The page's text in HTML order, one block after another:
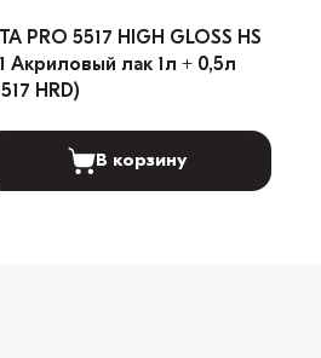
PRO 5517 HIGH GLOSS HS
Акриловый лак 1л + 0,5л
HRD)
В корзину